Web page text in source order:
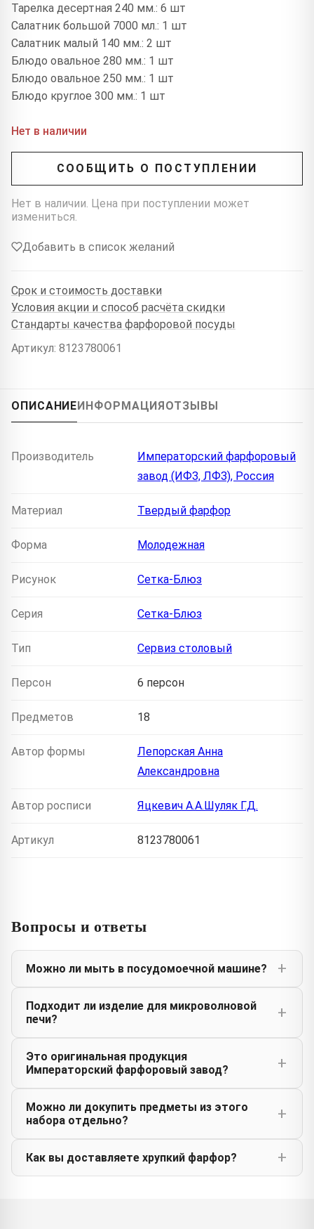
Тарелка десертная 240 мм.: 6 шт
Салатник большой 7000 мл.: 1 шт
Салатник малый 140 мм.: 2 шт
Блюдо овальное 280 мм.: 1 шт
Блюдо овальное 250 мм.: 1 шт
Блюдо круглое 300 мм.: 1 шт
Нет в наличии
СООБЩИТЬ О ПОСТУПЛЕНИИ
Нет в наличии. Цена при поступлении может
измениться.
Добавить в список желаний
Срок и стоимость доставки
Условия акции и способ расчёта скидки
Стандарты качества фарфоровой посуды
Артикул: 8123780061
ОПИСАНИЕИНФОРМАЦИЯОТЗЫВЫ
Производитель
Императорский фарфоровый
завод (ИФЗ, ЛФЗ), Россия
Материал Твердый фарфор
Форма Молодежная
Рисунок Сетка-Блюз
Серия Сетка-Блюз
Тип Сервиз столовый
Персон 6 персон
Предметов 18
Автор формы
Лепорская Анна
Александровна
Автор росписи Яцкевич А.А.Шуляк Г.Д.
Артикул 8123780061
Вопросы и ответы
Можно ли мыть в посудомоечной машине?
Подходит ли изделие для микроволновой
печи?
Это оригинальная продукция
Императорский фарфоровый завод?
Можно ли докупить предметы из этого
набора отдельно?
Как вы доставляете хрупкий фарфор?